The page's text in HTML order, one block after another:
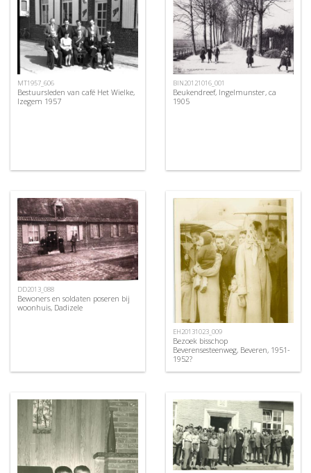
MT1957_606
Bestuursleden van café Het Wielke,
Izegem 1957
BIN20121016_001
Beukendreef, Ingelmunster, ca
1905
DD2013_088
Bewoners en soldaten poseren bij
woonhuis, Dadizele
EH20131023_009
Bezoek bisschop
Beverensesteenweg, Beveren, 1951-
1952?